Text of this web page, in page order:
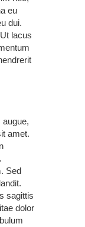
eu
dui.
lacus
amet.
Sed
sagittis
dolor